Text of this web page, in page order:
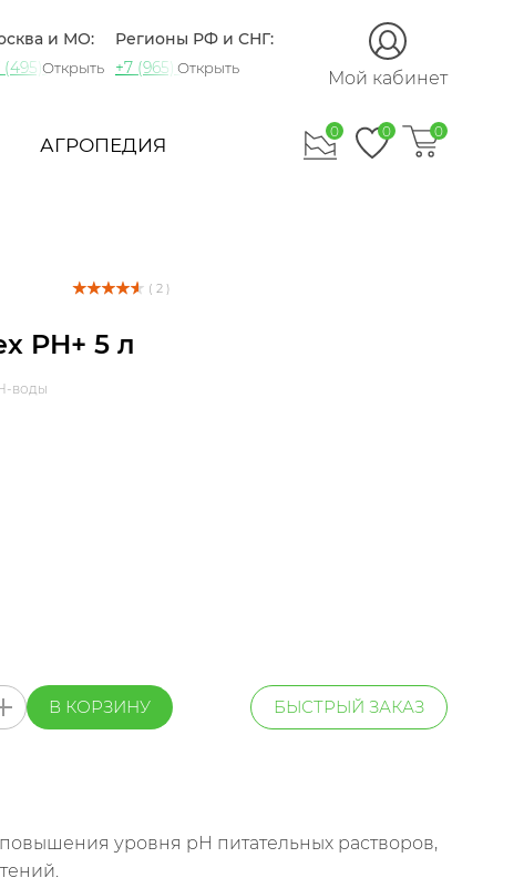
и МО:
(495) 721-60-15
Открыть
Регионы РФ и СНГ:
+7 (965) 420-10-10
Открыть Мой кабинет
АГРОПЕДИЯ
0 0 0
( 2 )
PH+ 5 л
воды
В КОРЗИНУ БЫСТРЫЙ ЗАКАЗ
уровня pH питательных растворов,